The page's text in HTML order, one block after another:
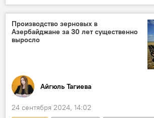
Казахстан
Экономика
Сельское хозяйство
Поставки
Экспорт
Зерно
Производство зерновых в
Азербайджане за 30 лет существенно
выросло
Айгюль Тагиева
24 сентября 2024, 14:02